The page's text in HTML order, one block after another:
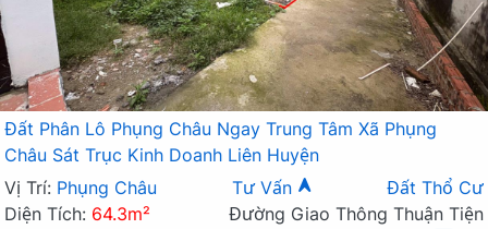
Đất Phân Lô Phụng Châu Ngay Trung Tâm Xã Phụng
Châu Sát Trục Kinh Doanh Liên Huyện
Vị Trí: Phụng Châu Tư Vấn
Đất Thổ Cư
Diện Tích: 64.3m²
Đường Giao Thông Thuận Tiện